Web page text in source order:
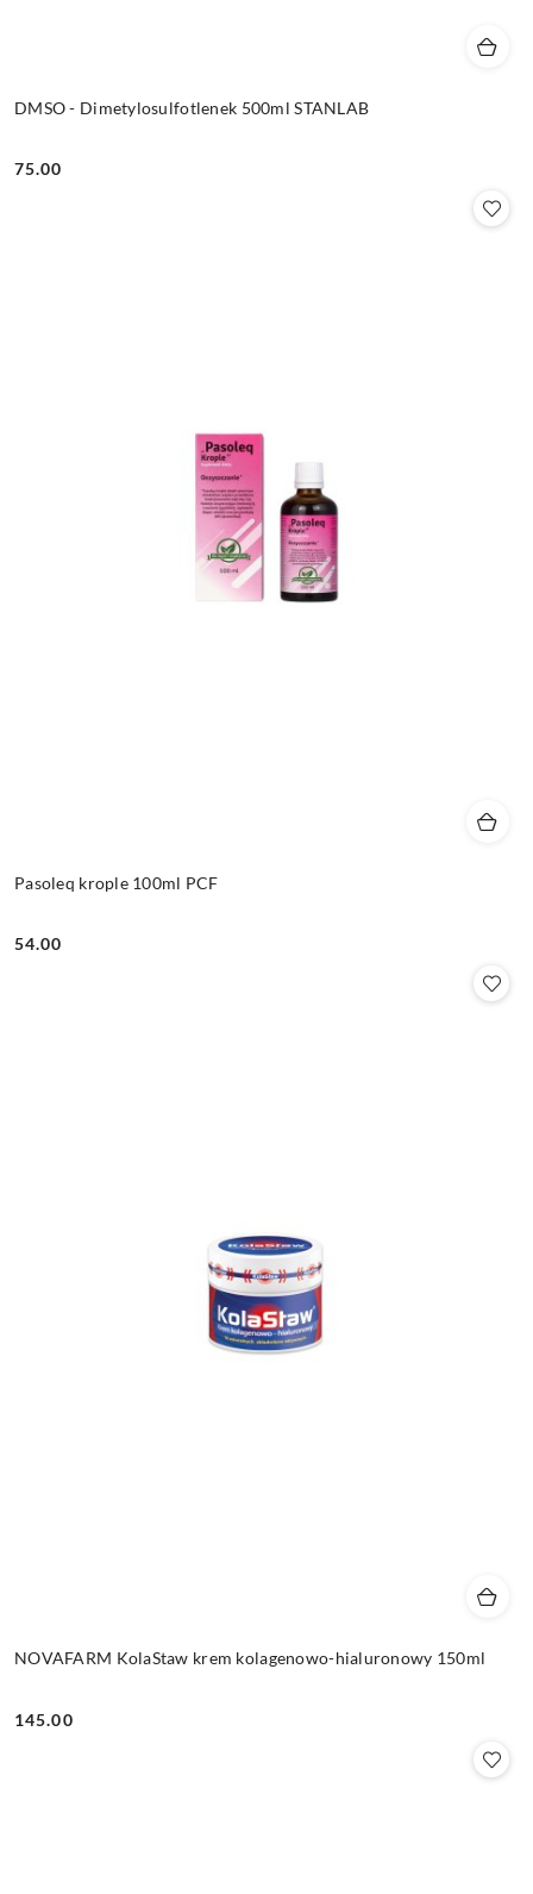
DMSO - Dimetylosulfotlenek 500ml STANLAB
Cena:
75.00
Pasoleq krople 100ml PCF
Cena:
54.00
NOVAFARM KolaStaw krem kolagenowo-hialuronowy 150ml
Cena:
145.00